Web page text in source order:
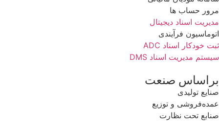
مرور حساب ها
مدیریت اسناد دیجیتال
اتوماسیون فرآیندی
ثبت خودکار اسناد ADC
سیستم مدیریت اسناد DMS
براساس صنعت
صنایع تولیدی
عمده‌فروشی و توزیع
صنابع تحت نظارت